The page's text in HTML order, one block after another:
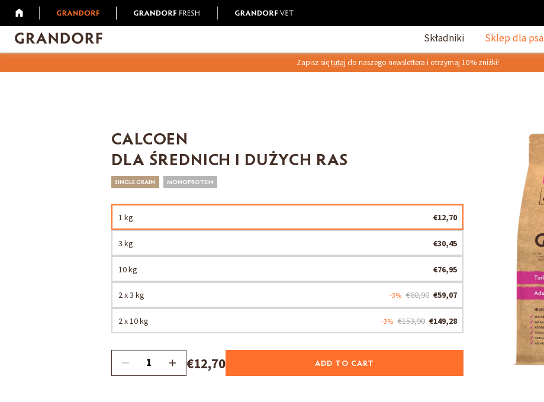
Składniki Sklep dla psa
Zapisz siętutaj do naszego newslettera i otrzymaj 10% zniżki!
CALCOEN
DLA ŚREDNICH I DUŻYCH RAS
SINGLE GRAIN MONOPROTEIN
1 kg €12,70
3 kg €30,45
10 kg €76,95
2 x 3 kg -3% €60,90 €59,07
2 x 10 kg -3% €153,90 €149,28
€12,70 ADD TO CART